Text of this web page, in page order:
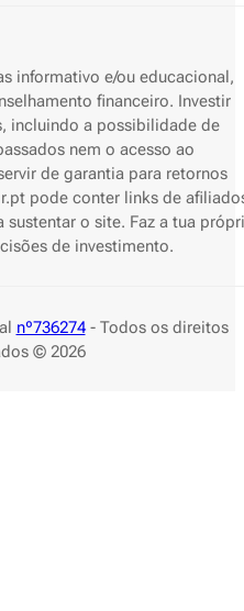
informativo e/ou educacional,
financeiro. Investir
incluindo a possibilidade de
nem o acesso ao
de garantia para retornos
pode conter links de
o site. Faz a tua
de investimento.
nº736274- Todos os direitos
© 2026